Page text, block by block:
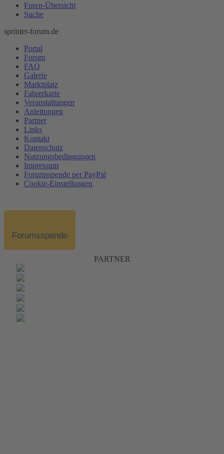
Foren-Übersicht
Suche
sprinter-forum.de
Portal
Forum
FAQ
Galerie
Marktplatz
Fahrerkarte
Veranstaltungen
Anleitungen
Partner
Links
Kontakt
Datenschutz
Nutzungsbedingungen
Impressum
Forumsspende per PayPal
Cookie-Einstellungen
Forumsspende
PARTNER